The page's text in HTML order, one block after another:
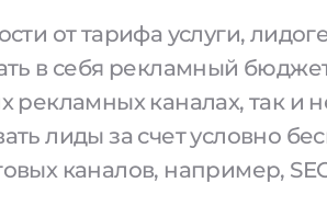
от тарифа услуги,
в себя рекламный
рекламных каналах, так и
лиды за счет условно
каналов, например,